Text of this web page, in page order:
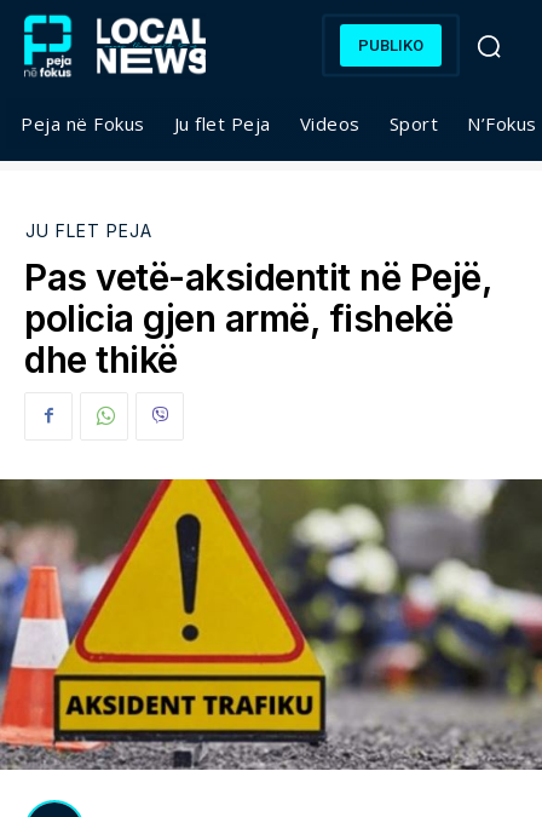
PUBLIKO
Peja në Fokus Ju flet Peja Videos Sport
JU FLET PEJA
Pas vetë-aksidentit në Pejë,
policia gjen armë, fishekë
dhe thikë